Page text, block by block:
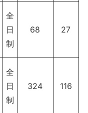
全
日
制
68 27
全
日
制
324 116